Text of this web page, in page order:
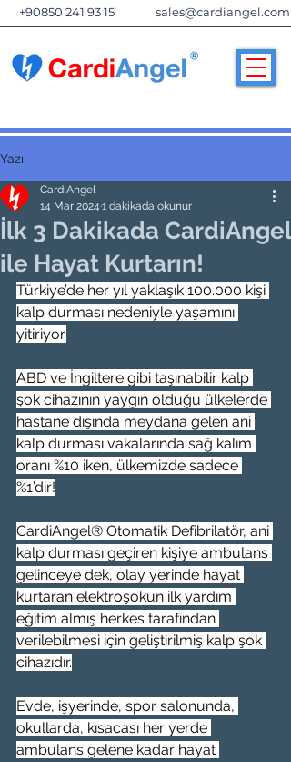
+90850 241 93 15 sales@cardiangel.com
Yazı
İlk 3 Dakikada CardiAngel
ile Hayat Kurtarın!
CardiAngel
14 Mar 2024 1 dakikada okunur
Türkiye’de her yıl yaklaşık 100.000 kişi
kalp durması nedeniyle yaşamını
yitiriyor.
ABD ve İngiltere gibi taşınabilir kalp
şok cihazının yaygın olduğu ülkelerde
hastane dışında meydana gelen ani
kalp durması vakalarında sağ kalım
oranı %10 iken, ülkemizde sadece
%1’dir!
CardiAngel® Otomatik Defibrilatör, ani
kalp durması geçiren kişiye ambulans
gelinceye dek, olay yerinde hayat
kurtaran elektroşokun ilk yardım
eğitim almış herkes tarafından
verilebilmesi için geliştirilmiş kalp şok
cihazıdır.
Evde, işyerinde, spor salonunda,
okullarda, kısacası her yerde
ambulans gelene kadar hayat